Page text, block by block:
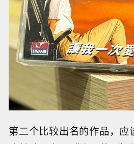
第二个比较出名的作品，应